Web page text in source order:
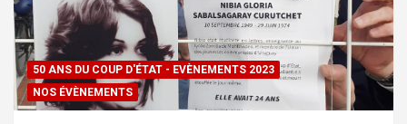
50 ANS DU COUP D'ÉTAT - EVÈNEMENTS 2023
NOS ÉVÈNEMENTS